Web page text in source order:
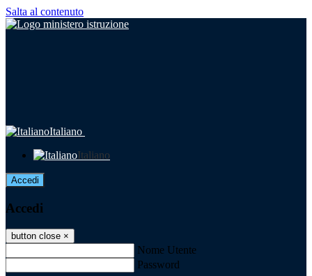
Salta al contenuto
Italiano
Italiano
Accedi
Accedi
button close ×
Nome Utente
Password